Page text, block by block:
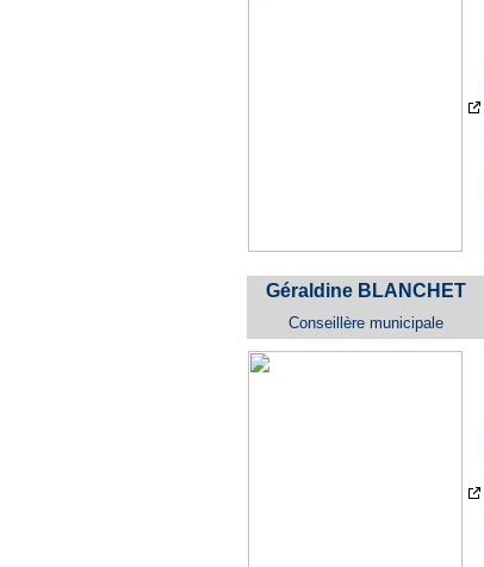
Géraldine BLANCHET
Conseillère municipale